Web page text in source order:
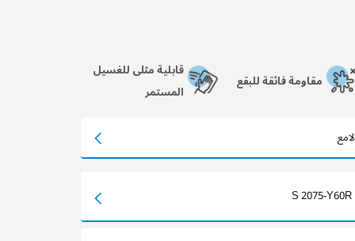
مقاومة فائقة للبقع
قابلية مثلى للغسيل
المستمر
S 2075-Y60R